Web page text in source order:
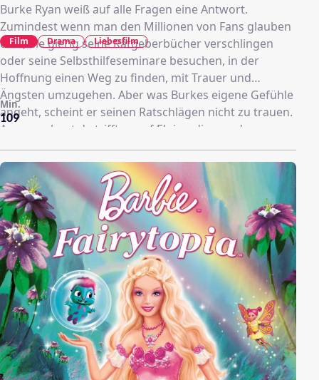
Burke Ryan weiß auf alle Fragen eine Antwort.
Zumindest wenn man den Millionen von Fans glauben
darf, die gierig seine Ratgeberbücher verschlingen
oder seine Selbsthilfeseminare besuchen, in der
Hoffnung einen Weg zu finden, mit Trauer und
Ängsten umzugehen. Aber was Burkes eigene Gefühle
angeht, scheint er seinen Ratschlägen nicht zu trauen.
Ausgerechnet da trifft er auf Eloise, die von den
Männern eigentlich genug hat und sich endlich ihren
Traum erfüllt und einen Blumenladen betreibt.
Zwischen den beiden funkt es gleich, doch wenn die
zwei richtigen Menschen zur falschen Zeit
zusammentreffen, hat die Liebe dann eine Chance?
Eloise und Burke merken bald, dass sie erst mit ihrer
Vergangenheit abschließen müssen, um wirklich einen
Neuanfang wagen zu können.
109
Min.
Film Drama Liebesfilm